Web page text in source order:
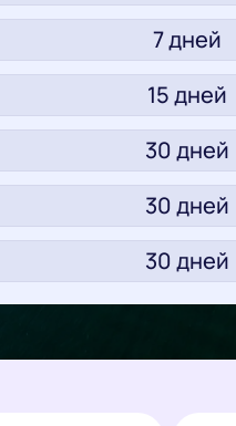
7дней
15дней
30дней
30дней
30дней